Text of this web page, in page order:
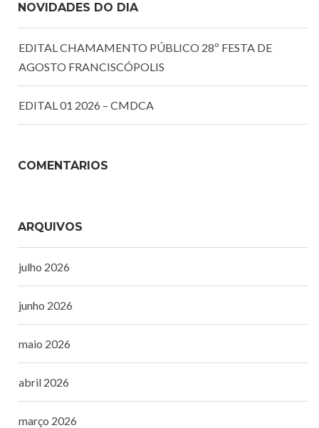
NOVIDADES DO DIA
EDITAL CHAMAMENTO PÚBLICO 28º FESTA DE
AGOSTO FRANCISCÓPOLIS
EDITAL 01 2026 – CMDCA
COMENTÁRIOS
ARQUIVOS
julho 2026
junho 2026
maio 2026
abril 2026
março 2026